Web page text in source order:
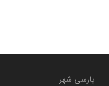
پارسی شهر